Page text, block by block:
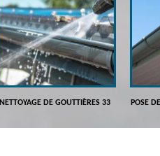
NETTOYAGE DE GOUTTIÈRES 33
POSE